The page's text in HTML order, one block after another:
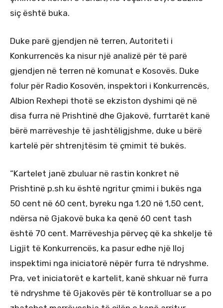
siç është buka.
Duke parë gjendjen në terren, Autoriteti i
Konkurrencës ka nisur një analizë për të parë
gjendjen në terren në komunat e Kosovës. Duke
folur për Radio Kosovën, inspektori i Konkurrencës,
Albion Rexhepi thotë se ekziston dyshimi që në
disa furra në Prishtinë dhe Gjakovë, furrtarët kanë
bërë marrëveshje të jashtëligjshme, duke u bërë
kartelë për shtrenjtësim të çmimit të bukës.
“Kartelet janë zbuluar në rastin konkret në
Prishtinë p.sh ku është ngritur çmimi i bukës nga
50 cent në 60 cent, byreku nga 1.20 në 1,50 cent,
ndërsa në Gjakovë buka ka qenë 60 cent tash
është 70 cent. Marrëveshja përveç që ka shkelje të
Ligjit të Konkurrencës, ka pasur edhe një lloj
inspektimi nga iniciatorë nëpër furra të ndryshme.
Pra, vet iniciatorët e kartelit, kanë shkuar në furra
të ndryshme të Gjakovës për të kontrolluar se a po